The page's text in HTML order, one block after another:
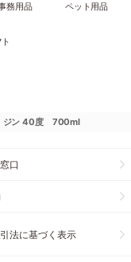
務用品 ペット用品
ジン 40度 700ml
口
法に基づく表示